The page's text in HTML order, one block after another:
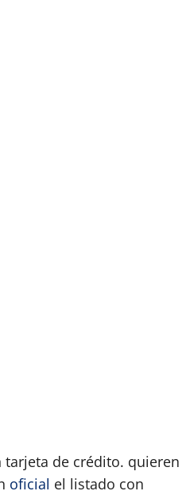
tarjeta de crédito. quieren
oficial el listado con